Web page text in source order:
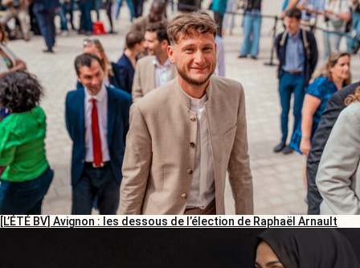
[L’ÉTÉ BV] Avignon : les dessous de l’élection de Raphaël Arnault